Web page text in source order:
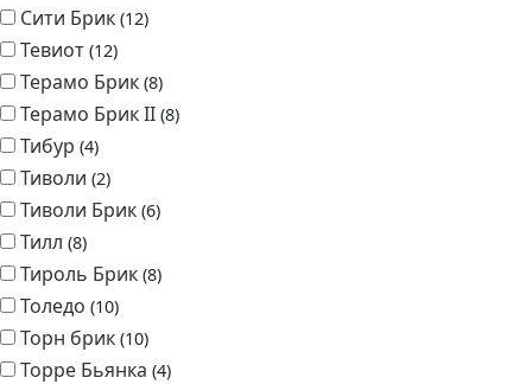
Сити Брик 12
Тевиот 12
Терамо Брик 8
Терамо Брик II 8
Тибур 4
Тиволи 2
Тиволи Брик 6
Тилл 8
Тироль Брик 8
Толедо 10
Торн брик 10
Торре Бьянка 4